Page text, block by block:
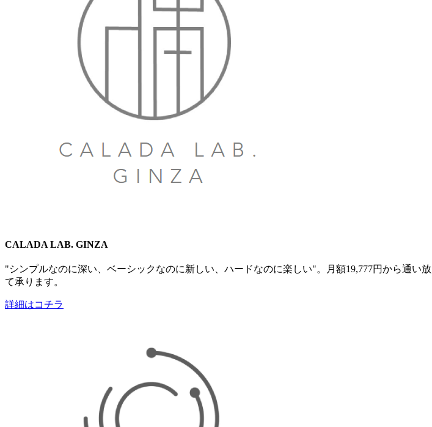
CALADA LAB. GINZA
"シンプルなのに深い、ベーシックなのに新しい、​ハードなのに楽しい"。月額19,777円から通
て承ります。
詳細はコチラ